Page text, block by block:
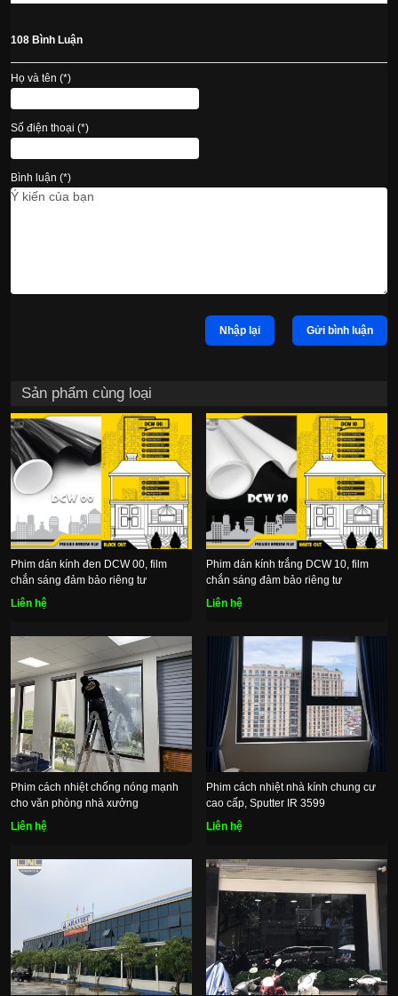
108 Bình Luận
Họ và tên (*)
Số điện thoại (*)
Bình luận (*)
Nhập lại Gửi bình luận
Sản phẩm cùng loại
Phim dán kính đen DCW 00, film
chắn sáng đảm bảo riêng tư
Liên hệ
Phim dán kính trắng DCW 10, film
chắn sáng đảm bảo riêng tư
Liên hệ
Phim cách nhiệt chống nóng mạnh
cho văn phòng nhà xưởng
Liên hệ
Phim cách nhiệt nhà kính chung cư
cao cấp, Sputter IR 3599
Liên hệ